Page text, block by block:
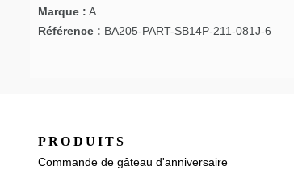
Marque : A
Référence : BA205-PART-SB14P-211-081J-6
PRODUITS
Commande de gâteau d'anniversaire